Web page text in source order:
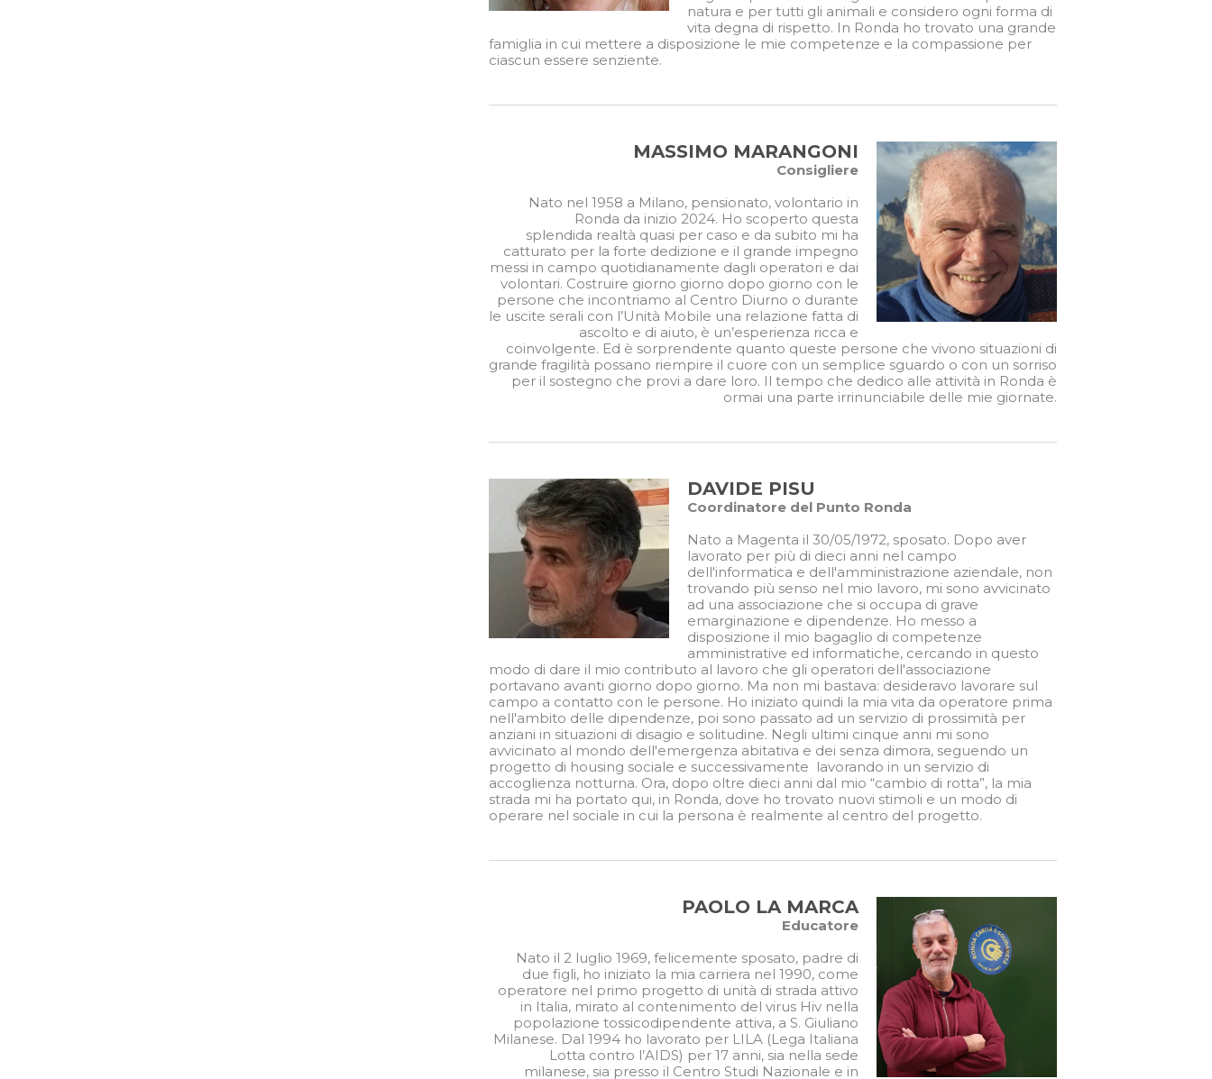
natura e per tutti gli animali e considero ogni forma di
vita degna di rispetto. In Ronda ho trovato una grande
famiglia in cui mettere a disposizione le mie competenze e la compassione per
ciascun essere senziente.
MASSIMO MARANGONI
Consigliere
Nato nel 1958 a Milano, pensionato, volontario in
Ronda da inizio 2024. Ho scoperto questa
splendida realtà quasi per caso e da subito mi ha
catturato per la forte dedizione e il grande impegno
messi in campo quotidianamente dagli operatori e dai
volontari. Costruire giorno giorno dopo giorno con le
persone che incontriamo al Centro Diurno o durante
le uscite serali con l’Unità Mobile una relazione fatta di
ascolto e di aiuto, è un’esperienza ricca e
coinvolgente. Ed è sorprendente quanto queste persone che vivono situazioni di
grande fragilità possano riempire il cuore con un semplice sguardo o con un sorriso
per il sostegno che provi a dare loro. Il tempo che dedico alle attività in Ronda è
ormai una parte irrinunciabile delle mie giornate.
DAVIDE PISU
Coordinatore del Punto Ronda
Nato a Magenta il 30/05/1972, sposato. Dopo aver
lavorato per più di dieci anni nel campo
dell'informatica e dell'amministrazione aziendale, non
trovando più senso nel mio lavoro, mi sono avvicinato
ad una associazione che si occupa di grave
emarginazione e dipendenze. Ho messo a
disposizione il mio bagaglio di competenze
amministrative ed informatiche, cercando in questo
modo di dare il mio contributo al lavoro che gli operatori dell'associazione
portavano avanti giorno dopo giorno. Ma non mi bastava: desideravo lavorare sul
campo a contatto con le persone. Ho iniziato quindi la mia vita da operatore prima
nell'ambito delle dipendenze, poi sono passato ad un servizio di prossimità per
anziani in situazioni di disagio e solitudine. Negli ultimi cinque anni mi sono
avvicinato al mondo dell'emergenza abitativa e dei senza dimora, seguendo un
progetto di housing sociale e successivamente lavorando in un servizio di
accoglienza notturna. Ora, dopo oltre dieci anni dal mio “cambio di rotta”, la mia
strada mi ha portato qui, in Ronda, dove ho trovato nuovi stimoli e un modo di
operare nel sociale in cui la persona è realmente al centro del progetto.
PAOLO LA MARCA
Educatore
Nato il 2 luglio 1969, felicemente sposato, padre di
due figli, ho iniziato la mia carriera nel 1990, come
operatore nel primo progetto di unità di strada attivo
in Italia, mirato al contenimento del virus Hiv nella
popolazione tossicodipendente attiva, a S. Giuliano
Milanese. Dal 1994 ho lavorato per LILA (Lega Italiana
Lotta contro l’AIDS) per 17 anni, sia nella sede
milanese, sia presso il Centro Studi Nazionale e in